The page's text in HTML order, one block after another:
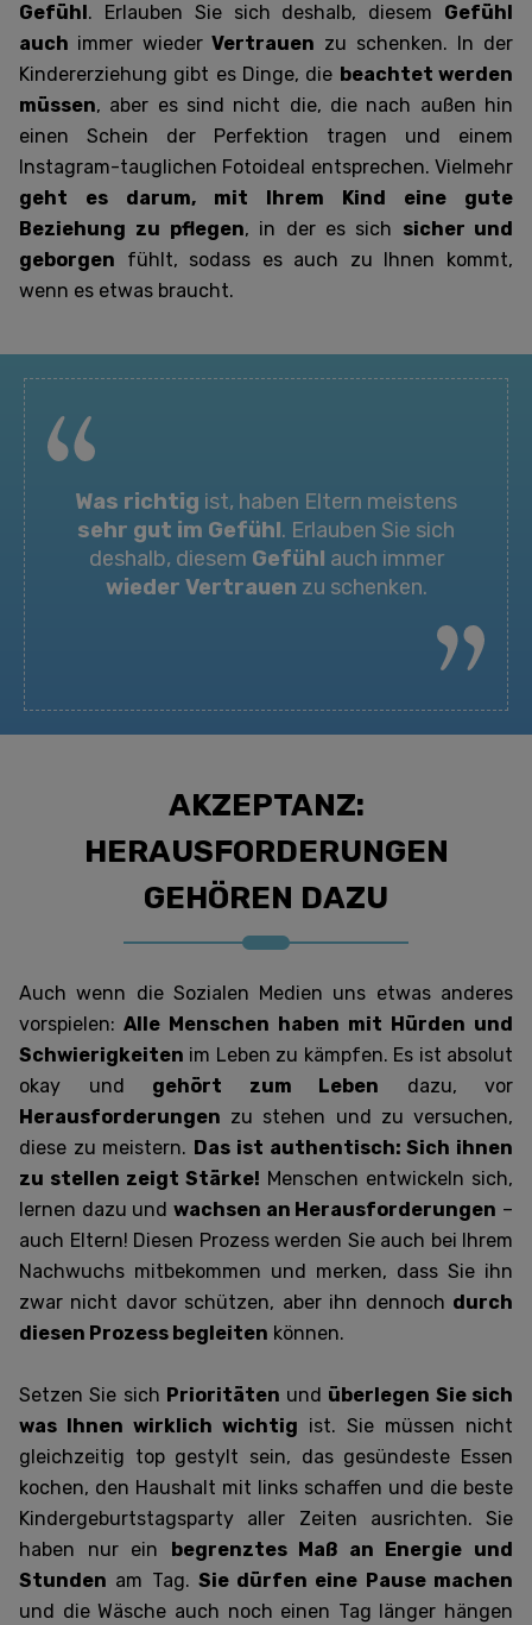
Gefühl . Erlauben Sie sich deshalb, diesem Gefühl
auch immer wieder Vertrauen zu schenken. In der
Kindererziehung gibt es Dinge, die beachtet werden
müssen, aber es sind nicht die, die nach außen hin
einen Schein der Perfektion tragen und einem
Instagram-tauglichen Fotoideal entsprechen. Vielmehr
geht es darum, mit Ihrem Kind eine gute
Beziehung zu pflegen, in der es sich sicher und
geborgen fühlt, sodass es auch zu Ihnen kommt,
wenn es etwas braucht.
Was richtig ist, haben Eltern meistens
sehr gut im Gefühl. Erlauben Sie sich
deshalb, diesem Gefühl auch immer
wieder Vertrauen zu schenken.
AKZEPTANZ:
HERAUSFORDERUNGEN
GEHÖREN DAZU
Auch wenn die Sozialen Medien uns etwas anderes
vorspielen: Alle Menschen haben mit Hürden und
Schwierigkeiten im Leben zu kämpfen. Es ist absolut
okay und gehört zum Leben dazu, vor
Herausforderungen zu stehen und zu versuchen,
diese zu meistern. Das ist authentisch: Sich ihnen
zu stellen zeigt Stärke! Menschen entwickeln sich,
lernen dazu und wachsen an Herausforderungen –
auch Eltern! Diesen Prozess werden Sie auch bei Ihrem
Nachwuchs mitbekommen und merken, dass Sie ihn
zwar nicht davor schützen, aber ihn dennoch durch
diesen Prozess begleiten können.
Setzen Sie sich Prioritäten und überlegen Sie sich
was Ihnen wirklich wichtig ist. Sie müssen nicht
gleichzeitig top gestylt sein, das gesündeste Essen
kochen, den Haushalt mit links schaffen und die beste
Kindergeburtstagsparty aller Zeiten ausrichten. Sie
haben nur ein
begrenztes Maß an Energie und
Stunden am Tag. Sie dürfen eine Pause machen
und die Wäsche auch noch einen Tag länger hängen